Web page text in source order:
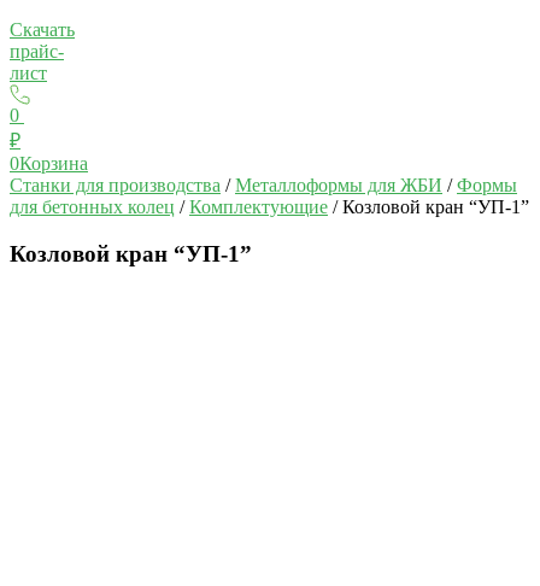
Скачать
прайс-
лист
0
₽
0Корзина
Станки для производства /Металлоформы для ЖБИ /Формы
для бетонных колец /Комплектующие / Козловой кран “УП-1”
Козловой кран “УП-1”